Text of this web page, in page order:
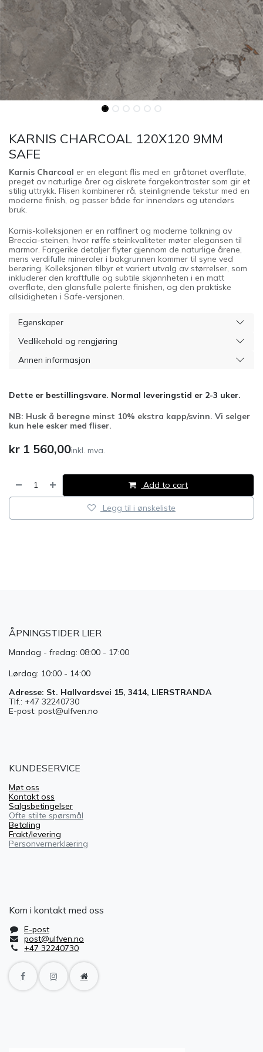
KARNIS CHARCOAL 120X120 9MM
SAFE
Karnis Charcoal er en elegant flis med en gråtonet overflate,
preget av naturlige årer og diskrete fargekontraster som gir et
stilig uttrykk. Flisen kombinerer rå, steinlignende tekstur med en
moderne finish, og passer både for innendørs og utendørs
bruk.
Karnis-kolleksjonen er en raffinert og moderne tolkning av
Breccia-steinen, hvor røffe steinkvaliteter møter elegansen til
marmor. Fargerike detaljer flyter gjennom de naturlige årene,
mens verdifulle mineraler i bakgrunnen kommer til syne ved
berøring. Kolleksjonen tilbyr et variert utvalg av størrelser, som
inkluderer den kraftfulle og subtile skjønnheten i en matt
overflate, den glansfulle polerte finishen, og den praktiske
allsidigheten i Safe-versjonen.
Egenskaper
Vedlikehold og rengjøring
Annen informasjon
Dette er bestillingsvare. Normal leveringstid er 2-3 uker.
NB: Husk å beregne minst 10% ekstra kapp/svinn. Vi selger
kun hele esker med fliser.
kr 1 560,00inkl. mva.
Add to cart
Legg til i ønskeliste
ÅPNINGSTIDER LIER
Mandag - fredag: 08:00 - 17:00
Lørdag: 10:00 - 14:00
Adresse: St. Hallvardsvei 15, 3414, LIERSTRANDA
Tlf.: +47 32240730
E-post: post@ulfven.no
KUNDESERVICE
Møt oss
Kontakt oss
Salgsbetingelser
Ofte stilte spørsmål
Betaling
Frakt/levering
Personvernerklæring
Kom i kontakt med oss
E-post
post@ulfven.no
+47 32240730